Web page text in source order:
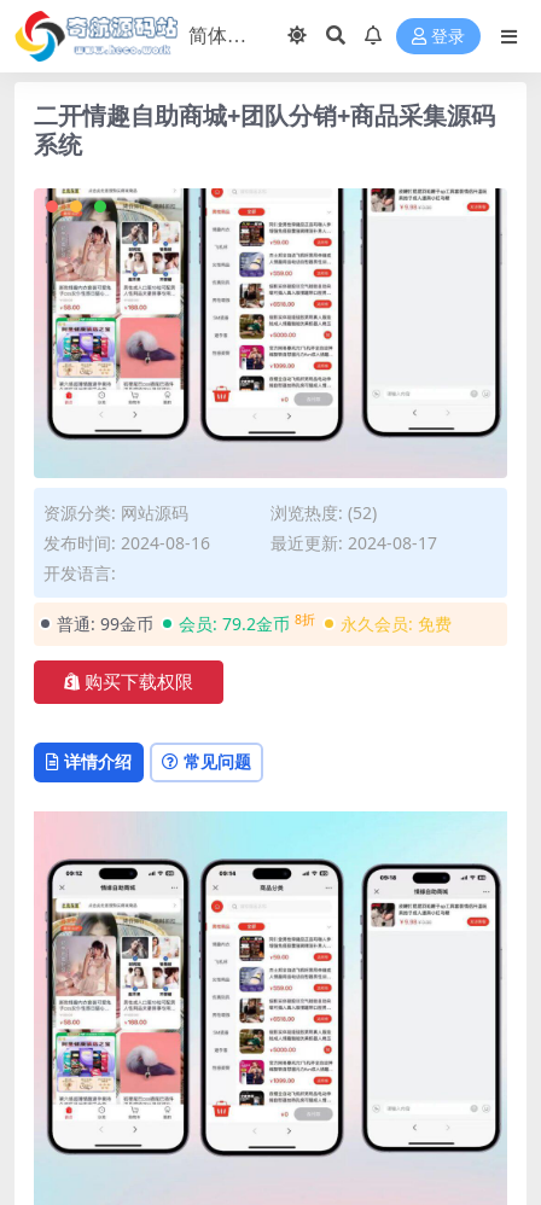
登录
二开情趣自助商城+团队分销+商品采集源码
系统
资源分类: 网站源码
浏览热度: (52)
发布时间: 2024-08-16
最近更新: 2024-08-17
开发语言:
普通: 99金币 会员: 79.2金币 8折 永久会员: 免费
购买下载权限
详情介绍 常见问题